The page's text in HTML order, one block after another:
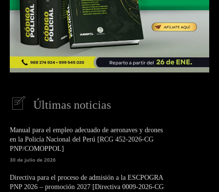
Últimas noticias
Manual para el empleo adecuado de aeronaves y drones
en la Policía Nacional del Perú [RCG 452-2026-CG
PNP/COMOPPOL]
30 de julio de 2026
Directiva para el proceso de admisión a la ESCPOGRA
PNP 2026 – promoción 2027 [Directiva 0009-2026-CG